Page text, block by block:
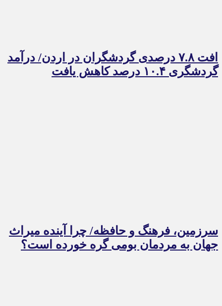
افت ۷.۸ درصدی گردشگران در اردن/ درآمد
گردشگری ۱۰.۴ درصد کاهش یافت
سرزمین، فرهنگ و حافظه/ چرا آینده میراث
جهان به مردمان بومی گره خورده است؟